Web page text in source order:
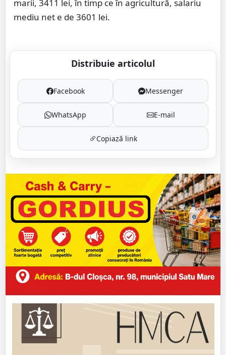
marii, 3411 lei, în timp ce în agricultură, salariu
mediu net e de 3601 lei.
Distribuie articolul
Facebook Messenger
WhatsApp E-mail
Copiază link